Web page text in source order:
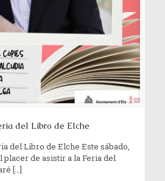
del Libro de Elche
del Libro de Elche Este sábado,
placer de asistir a la Feria del
[…]